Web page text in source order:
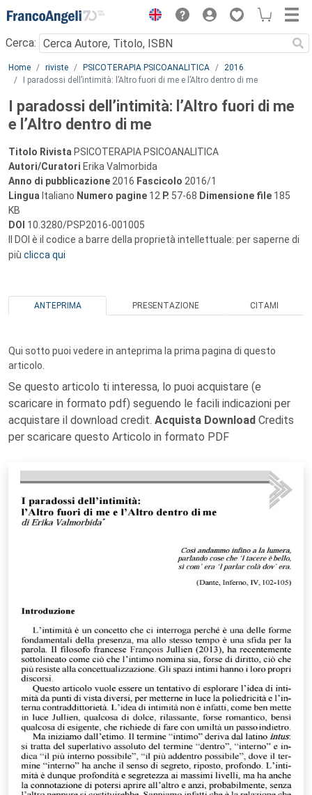
Menu
Cerca:
Main content
Home riviste PSICOTERAPIA PSICOANALITICA
2016
I paradossi dell’intimità: l’Altro fuori di me e l’Altro dentro di me
I paradossi dell’intimità: l’Altro fuori di me
e l’Altro dentro di me
Titolo Rivista PSICOTERAPIA PSICOANALITICA
Autori/Curatori Erika Valmorbida
Anno di pubblicazione 2016 Fascicolo 2016/1
Lingua Italiano Numero pagine 12 P. 57-68 Dimensione file 185
KB
DOI 10.3280/PSP2016-001005
Il DOI è il codice a barre della proprietà intellettuale: per saperne di
più clicca qui
ANTEPRIMA PRESENTAZIONE CITAMI
Qui sotto puoi vedere in anteprima la prima pagina di questo
articolo.
Se questo articolo ti interessa, lo puoi acquistare (e
scaricare in formato pdf) seguendo le facili indicazioni per
acquistare il download credit. Acquista Download Credits
per scaricare questo Articolo in formato PDF